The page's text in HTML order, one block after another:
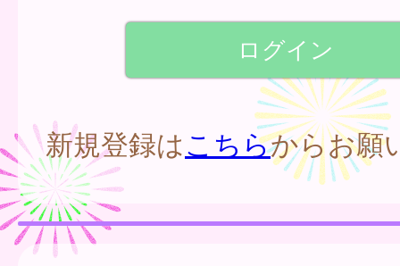
新規登録はこちらからお願